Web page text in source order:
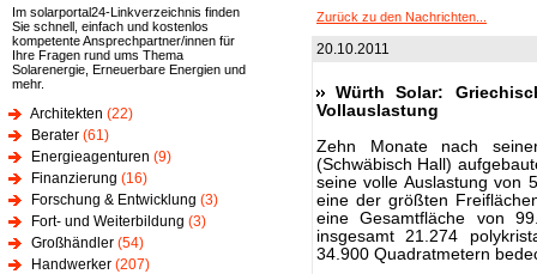
Im solarportal24-Linkverzeichnis finden
Sie schnell, einfach und kostenlos
kompetente Ansprechpartner/innen für
Ihre Fragen rund ums Thema
Solarenergie, Erneuerbare Energien und
mehr.
Architekten (22)
Berater (61)
Energieagenturen (9)
Finanzierung (16)
Forschung & Entwicklung (3)
Fort- und Weiterbildung (3)
Großhändler (54)
Handwerker (207)
Zurück zu den Nachrichten...
20.10.2011
Würth Solar:
Vollauslastung
Zehn Monate nach
(Schwäbisch Hall)
seine volle Auslastung von
eine der größten
eine Gesamtfläche von
insgesamt 21.274
34.900 Quadratmetern